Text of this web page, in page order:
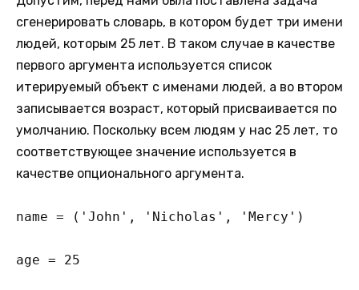
сгенерировать словарь, в котором будет три имени
людей, которым 25 лет. В таком случае в качестве
первого аргумента используется список
итерируемый объект с именами людей, а во втором
записывается возраст, который присваивается по
умолчанию. Поскольку всем людям у нас 25 лет, то
соответствующее значение используется в
качестве опционального аргумента.
name = ('John', 'Nicholas', 'Mercy')
age = 25